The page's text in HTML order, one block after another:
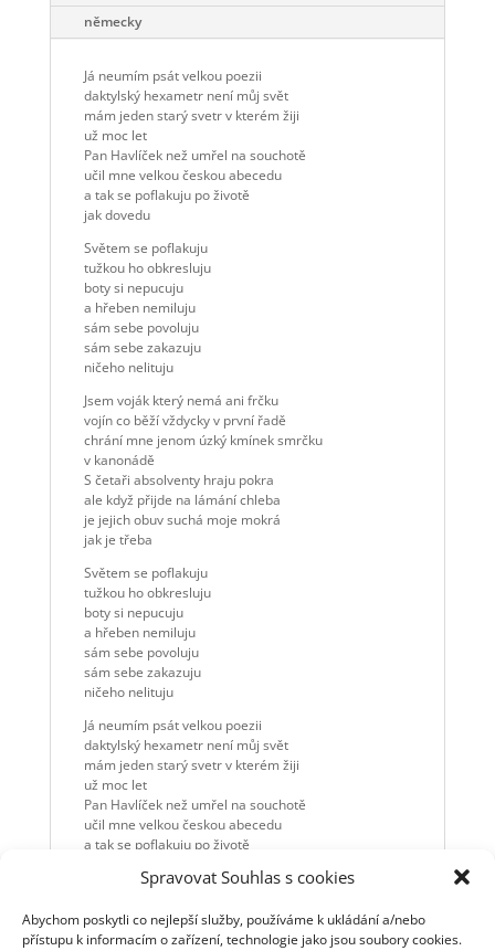
Spravovat Souhlas s cookies
Abychom poskytli co nejlepší služby, používáme k ukládání a/nebo
přístupu k informacím o zařízení, technologie jako jsou soubory cookies.
německy
Já neumím psát velkou poezii
daktylský hexametr není můj svět
mám jeden starý svetr v kterém žiji
už moc let
Pan Havlíček než umřel na souchotě
učil mne velkou českou abecedu
a tak se poflakuju po životě
jak dovedu
Světem se poflakuju
tužkou ho obkresluju
boty si nepucuju
a hřeben nemiluju
sám sebe povoluju
sám sebe zakazuju
ničeho nelituju
Jsem voják který nemá ani frčku
vojín co běží vždycky v první řadě
chrání mne jenom úzký kmínek smrčku
v kanonádě
S četaři absolventy hraju pokra
ale když přijde na lámání chleba
je jejich obuv suchá moje mokrá
jak je třeba
Světem se poflakuju
tužkou ho obkresluju
boty si nepucuju
a hřeben nemiluju
sám sebe povoluju
sám sebe zakazuju
ničeho nelituju
Já neumím psát velkou poezii
daktylský hexametr není můj svět
mám jeden starý svetr v kterém žiji
už moc let
Pan Havlíček než umřel na souchotě
učil mne velkou českou abecedu
a tak se poflakuju po životě
tužkou ho obkresluju
boty si nepucuju